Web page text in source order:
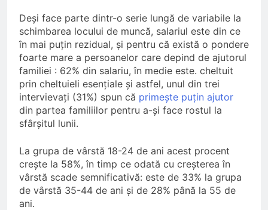
Deși face parte dintr-o serie lungă de variabile la
schimbarea locului de muncă, salariul este din ce
în mai puțin rezidual, și pentru că există o pondere
foarte mare a persoanelor care depind de ajutorul
familiei : 62% din salariu, în medie este. cheltuit
prin cheltuieli esențiale și astfel, unul din trei
intervievați (31%) spun că primește puțin ajutor
din partea familiilor pentru a-și face rostul la
sfârșitul lunii.
La grupa de vârstă 18-24 de ani acest procent
crește la 58%, în timp ce odată cu creșterea în
vârstă scade semnificativă: este de 33% la grupa
de vârstă 35-44 de ani și de 28% până la 55 de
ani.